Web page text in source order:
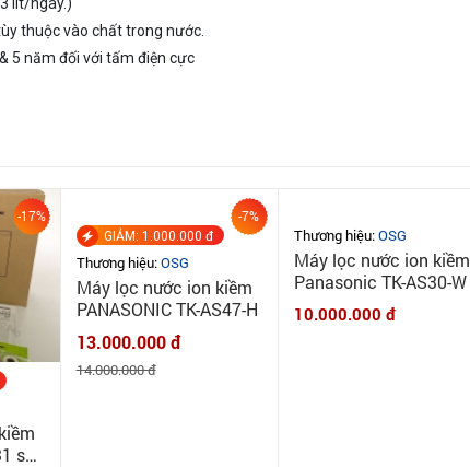
thuộc vào chất trong nước.
5 năm đối với tấm điện cực
-17%
sản
-7%
GIẢM: 1.000.000 đ
Thương hiệu:OSG
Máy lọc nước ion kiềm
PANASONIC TK-AS47-H
13.000.000 đ
14.000.000 đ
Thương hiệu:OSG
Máy lọc nước ion kiềm
Panasonic TK-AS30-W
10.000.000 đ